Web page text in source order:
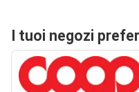
I tuoi negozi